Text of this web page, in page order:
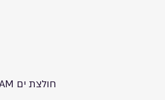
חולצת ים LIAM פסים